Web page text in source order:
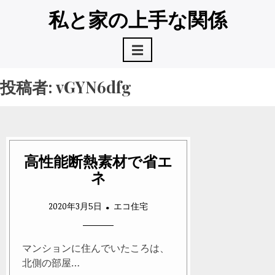
へ
ス
プ
私と家の上手な関係
☰
投稿者: vGYN6dfg
高性能断熱素材で省エ
ネ
2020年3月5日 エコ住宅
マンションに住んでいたころは、
北側の部屋…